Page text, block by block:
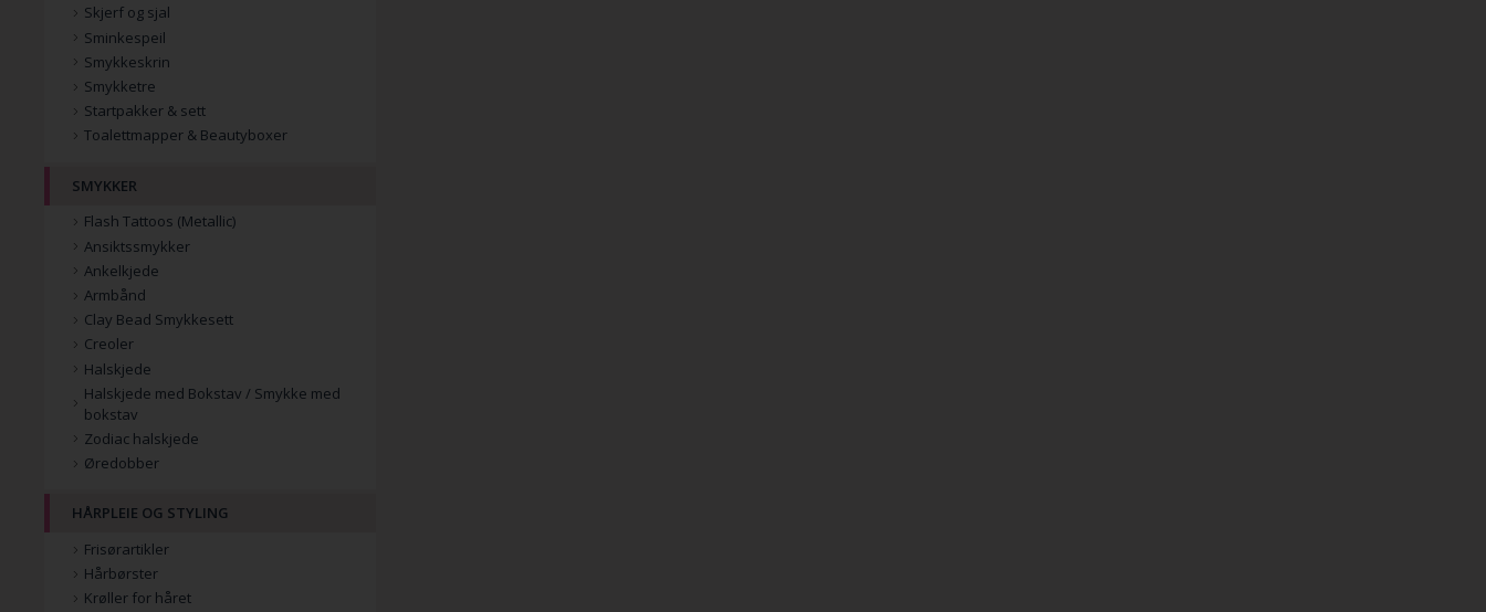
Skjerf og sjal
Sminkespeil
Smykkeskrin
Smykketre
Startpakker & sett
Toalettmapper & Beautyboxer
SMYKKER
Flash Tattoos (Metallic)
Ansiktssmykker
Ankelkjede
Armbånd
Clay Bead Smykkesett
Creoler
Halskjede
Halskjede med Bokstav / Smykke med
bokstav
Zodiac halskjede
Øredobber
HÅRPLEIE OG STYLING
Frisørartikler
Hårbørster
Krøller for håret